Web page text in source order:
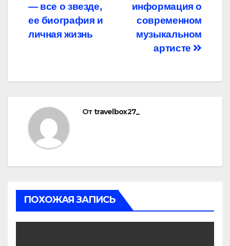
информация о
современном
музыкальном
артисте
— все о звезде,
ее биография и
личная жизнь
Отtravelbox27_
ПОХОЖАЯ ЗАПИСЬ